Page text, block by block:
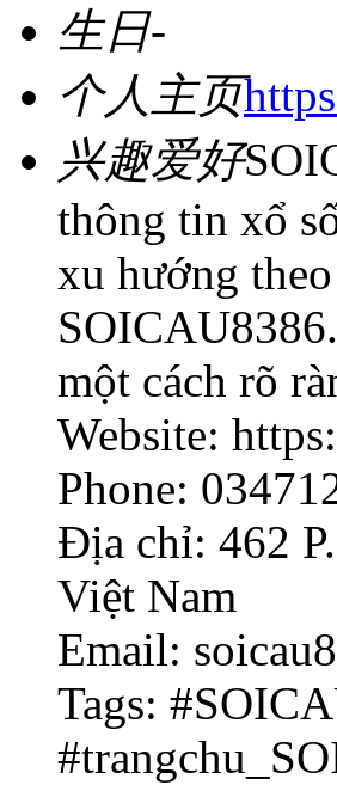
生日-
个人主页
兴趣爱好
thông tin xổ
xu hướng
một cách rõ
Website:
Phone:
Địa chỉ: 462
Việt Nam
Email:
Tags: